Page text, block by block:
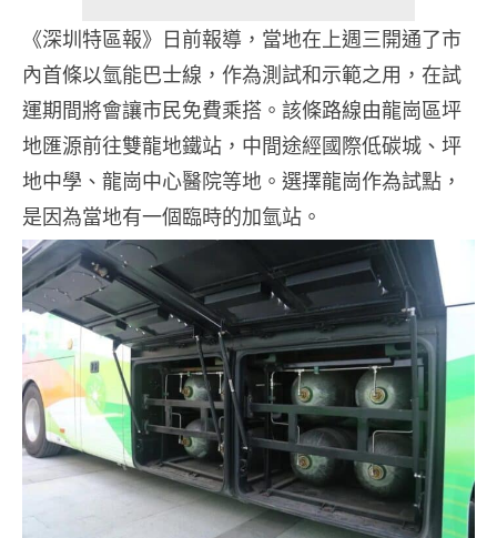
《深圳特區報》日前報導，當地在上週三開通了市
內首條以氫能巴士線，作為測試和示範之用，在試
運期間將會讓市民免費乘搭。該條路線由龍崗區坪
地匯源前往雙龍地鐵站，中間途經國際低碳城、坪
地中學、龍崗中心醫院等地。選擇龍崗作為試點，
是因為當地有一個臨時的加氫站。